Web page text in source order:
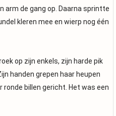
arm de gang op. Daarna sprintte
kleren mee en wierp nog één
op zijn enkels, zijn harde pik
handen grepen haar heupen
billen gericht. Het was een